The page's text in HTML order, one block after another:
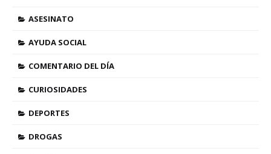
ASESINATO
AYUDA SOCIAL
COMENTARIO DEL DÍA
CURIOSIDADES
DEPORTES
DROGAS